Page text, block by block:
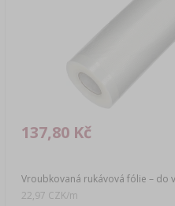
Vroubkovaná rukávová fólie – do
137,80 Kč
22,97 CZK/m